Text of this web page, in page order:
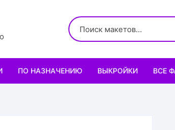
ПО НАЗНАЧЕНИЮ ВЫКРОЙКИ ВСЕ